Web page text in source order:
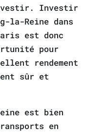
Investir
la-Reine dans
est donc
pour
rendement
sûr et
est bien
en